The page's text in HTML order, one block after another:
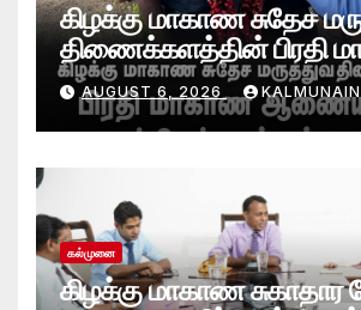
கிழக்கு மாகாண சுதேச
திணைக்களத்தின் பிரதி
ஆணையாளராக
அனஸ்டீன் கடமையேற்பு!
AUGUST 6, 2026
கல்முனை
கிழக்கு மாகாண